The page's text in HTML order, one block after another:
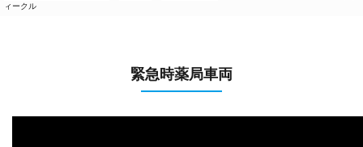
ィークル
緊急時薬局車両